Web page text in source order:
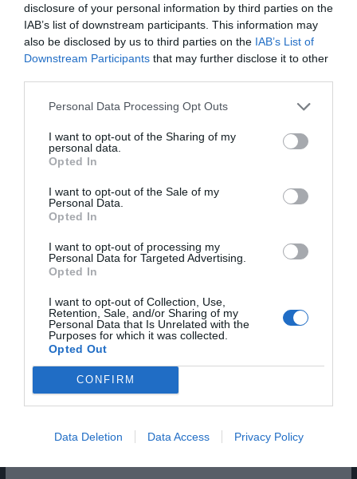
disclosure of your personal information by third parties on the
IAB’s list of downstream participants. This information may
also be disclosed by us to third parties on the IAB’s List of
Downstream Participants that may further disclose it to other
Personal Data Processing Opt Outs
I want to opt-out of the Sharing of my
personal data.
Opted In
I want to opt-out of the Sale of my
Personal Data.
Opted In
I want to opt-out of processing my
Personal Data for Targeted Advertising.
Opted In
I want to opt-out of Collection, Use,
Retention, Sale, and/or Sharing of my
Personal Data that Is Unrelated with the
Purposes for which it was collected.
Opted Out
CONFIRM
Data Deletion Data Access Privacy Policy
Share This Post: 0
O seu endereço de email não será publicado.
Campos
obrigatórios marcados com
Nome
Guardar o meu nome, email e site neste navegador